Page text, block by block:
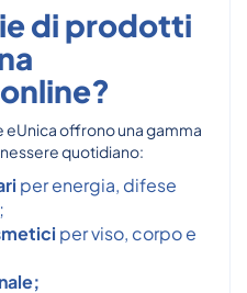
di prodotti
offrono una gamma
quotidiano:
per energia, difese
per viso, corpo e